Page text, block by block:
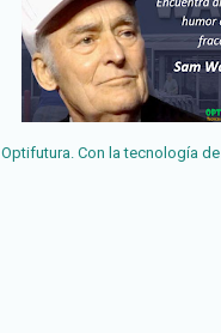
Optifutura. Con la tecnología de